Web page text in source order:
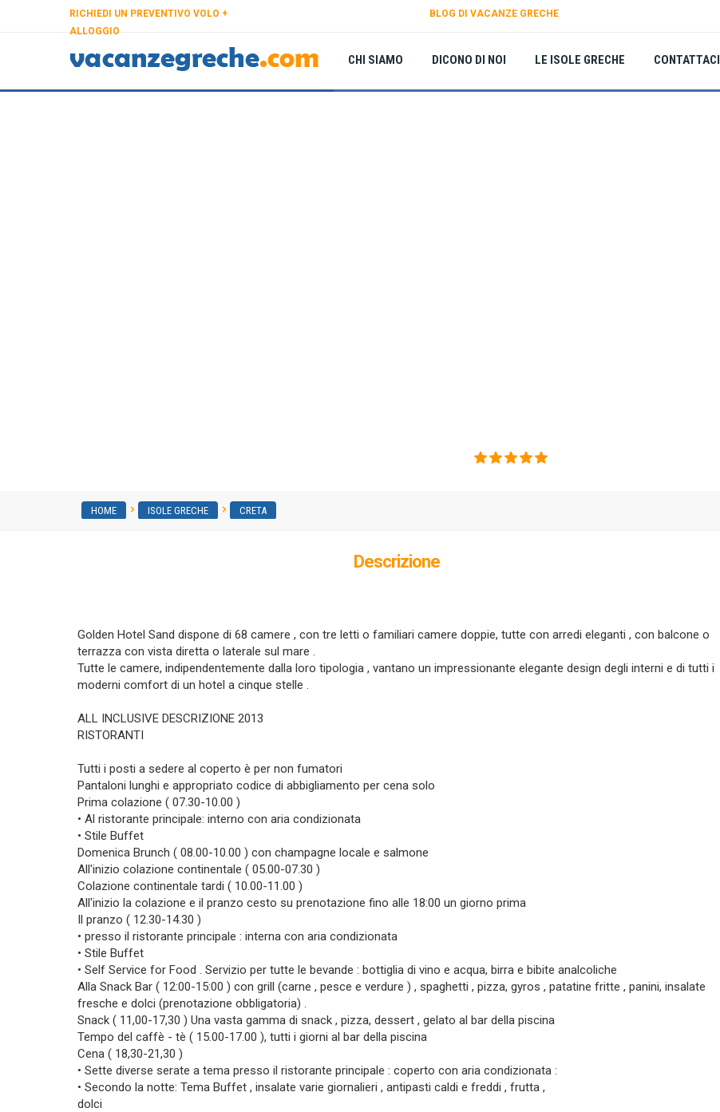
RICHIEDI UN PREVENTIVO VOLO +
ALLOGGIO
BLOG DI VACANZE GRECHE
CHI SIAMO DICONO DI NOI LE ISOLE GRECHE CONTATTACI
HOME ISOLE GRECHE CRETA
Descrizione
Golden Hotel Sand dispone di 68 camere , con tre letti o familiari camere doppie, tutte con arredi eleganti , con balcone o
terrazza con vista diretta o laterale sul mare .
Tutte le camere, indipendentemente dalla loro tipologia , vantano un impressionante elegante design degli interni e di tutti i
moderni comfort di un hotel a cinque stelle .
ALL INCLUSIVE DESCRIZIONE 2013
RISTORANTI
Tutti i posti a sedere al coperto è per non fumatori
Pantaloni lunghi e appropriato codice di abbigliamento per cena solo
Prima colazione ( 07.30-10.00 )
• Al ristorante principale: interno con aria condizionata
• Stile Buffet
Domenica Brunch ( 08.00-10.00 ) con champagne locale e salmone
All'inizio colazione continentale ( 05.00-07.30 )
Colazione continentale tardi ( 10.00-11.00 )
All'inizio la colazione e il pranzo cesto su prenotazione fino alle 18:00 un giorno prima
Il pranzo ( 12.30-14.30 )
• presso il ristorante principale : interna con aria condizionata
• Stile Buffet
• Self Service for Food . Servizio per tutte le bevande : bottiglia di vino e acqua, birra e bibite analcoliche
Alla Snack Bar ( 12:00-15:00 ) con grill (carne , pesce e verdure ) , spaghetti , pizza, gyros , patatine fritte , panini, insalate
fresche e dolci (prenotazione obbligatoria) .
Snack ( 11,00-17,30 ) Una vasta gamma di snack , pizza, dessert , gelato al bar della piscina
Tempo del caffè - tè ( 15.00-17.00 ), tutti i giorni al bar della piscina
Cena ( 18,30-21,30 )
• Sette diverse serate a tema presso il ristorante principale : coperto con aria condizionata :
• Secondo la notte: Tema Buffet , insalate varie giornalieri , antipasti caldi e freddi , frutta ,
dolci